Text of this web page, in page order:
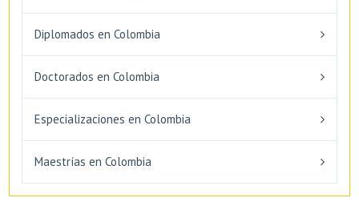
Diplomados en Colombia
Doctorados en Colombia
Especializaciones en Colombia
Maestrías en Colombia